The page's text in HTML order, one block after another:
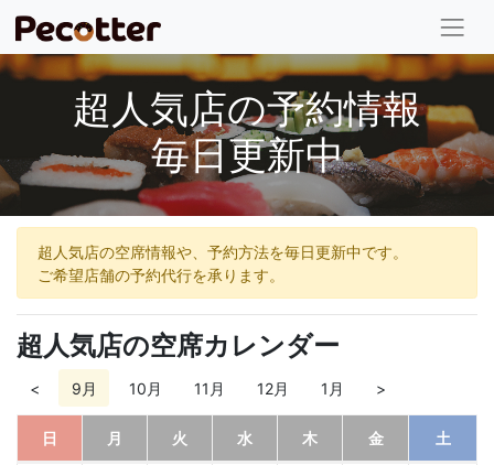
超人気店の予約情報
毎日更新中
超人気店の空席情報や、予約方法を毎日更新中です。
ご希望店舗の予約代行を承ります。
超人気店の空席カレンダー
< 9月 10月 11月 12月 1月 >
日 月 火 水 木 金 土